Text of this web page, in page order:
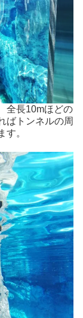
全長10mほどの
ばトンネルの周
す。